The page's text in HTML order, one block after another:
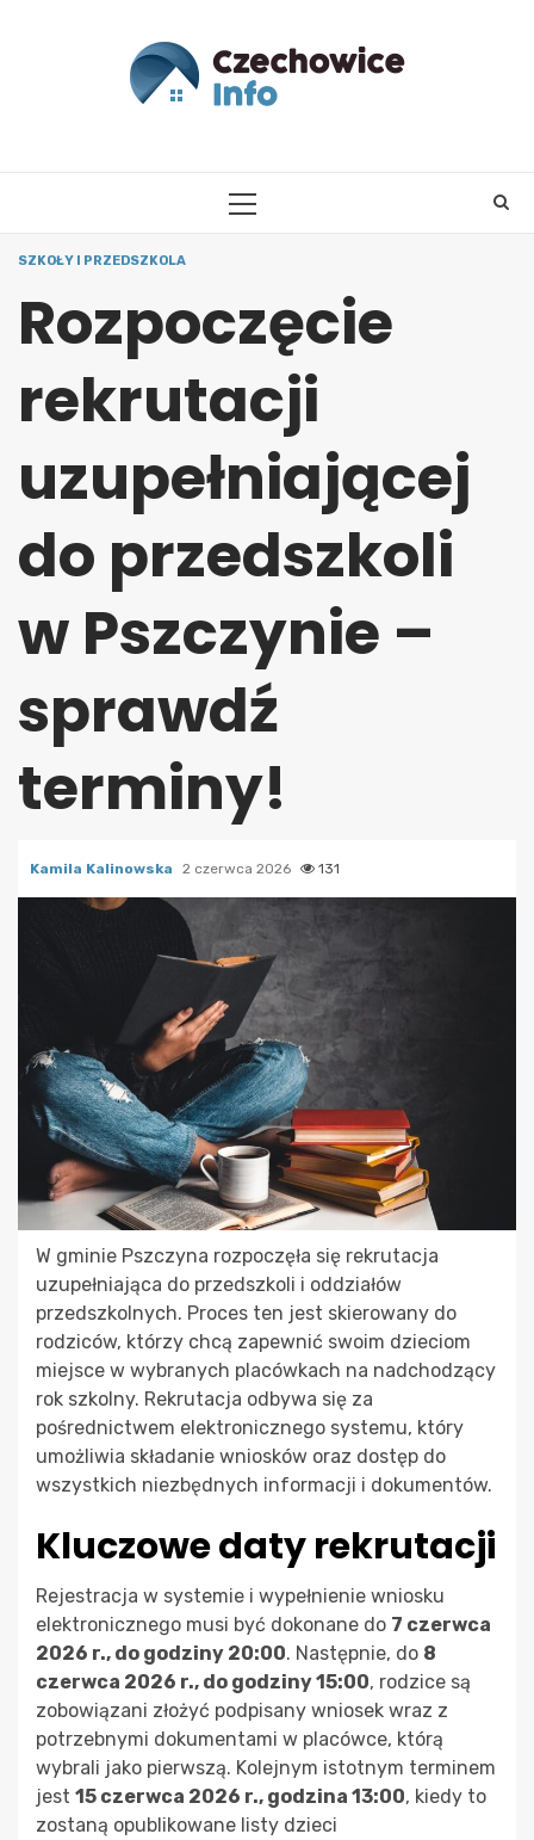
PRIMARY
SZKOŁY I PRZEDSZKOLA
Rozpoczęcie
rekrutacji
uzupełniającej
do przedszkoli
w Pszczynie –
sprawdź
terminy!
Kamila Kalinowska 2 czerwca 2026 131
W gminie Pszczyna rozpoczęła się rekrutacja
uzupełniająca do przedszkoli i oddziałów
przedszkolnych. Proces ten jest skierowany do
rodziców, którzy chcą zapewnić swoim dzieciom
miejsce w wybranych placówkach na nadchodzący
rok szkolny. Rekrutacja odbywa się za
pośrednictwem elektronicznego systemu, który
umożliwia składanie wniosków oraz dostęp do
wszystkich niezbędnych informacji i dokumentów.
Kluczowe daty rekrutacji
Rejestracja w systemie i wypełnienie wniosku
elektronicznego musi być dokonane do 7 czerwca
2026 r., do godziny 20:00. Następnie, do 8
czerwca 2026 r., do godziny 15:00, rodzice są
zobowiązani złożyć podpisany wniosek wraz z
potrzebnymi dokumentami w placówce, którą
wybrali jako pierwszą. Kolejnym istotnym terminem
jest 15 czerwca 2026 r., godzina 13:00, kiedy to
zostaną opublikowane listy dzieci